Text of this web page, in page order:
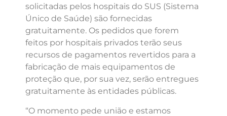
solicitadas pelos hospitais do SUS (Sistema
Único de Saúde) são fornecidas
gratuitamente. Os pedidos que forem
feitos por hospitais privados terão seus
recursos de pagamentos revertidos para a
fabricação de mais equipamentos de
proteção que, por sua vez, serão entregues
gratuitamente às entidades públicas.
“O momento pede união e estamos